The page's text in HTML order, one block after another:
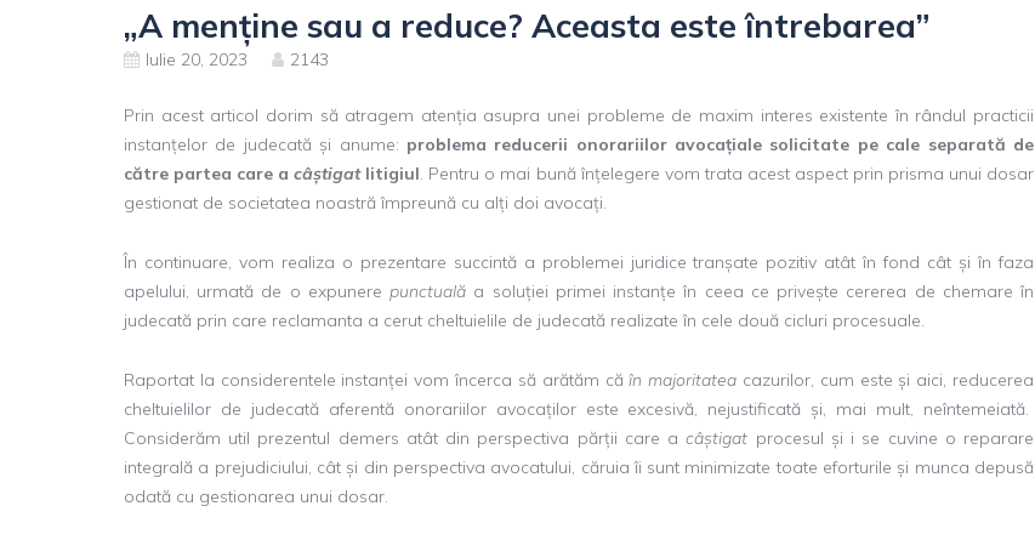
„A menține sau a reduce? Aceasta este întrebarea”
Iulie 20, 2023 2143
Prin acest articol dorim să atragem atenția asupra unei probleme de maxim interes existente în rândul practicii
instanțelor de judecată și anume: problema reducerii onorariilor avocațiale solicitate pe cale separată de
către partea care acâștigatlitigiul. Pentru o mai bună înțelegere vom trata acest aspect prin prisma unui dosar
gestionat de societatea noastră împreună cu alți doi avocați.
În continuare, vom realiza o prezentare succintă a problemei juridice tranșate pozitiv atât în fond cât și în faza
apelului, urmată de o expunerepunctuală a soluției primei instanțe în ceea ce privește cererea de chemare în
judecată prin care reclamanta a cerut cheltuielile de judecată realizate în cele două cicluri procesuale.
Raportat la considerentele instanței vom încerca să arătăm căîn majoritatea cazurilor, cum este și aici, reducerea
cheltuielilor de judecată aferentă onorariilor avocaților este excesivă, nejustificată și, mai mult, neîntemeiată.
Considerăm util prezentul demers atât din perspectiva părții care acâștigat procesul și i se cuvine o reparare
integrală a prejudiciului, cât și din perspectiva avocatului, căruia îi sunt minimizate toate eforturile și munca depusă
odată cu gestionarea unui dosar.